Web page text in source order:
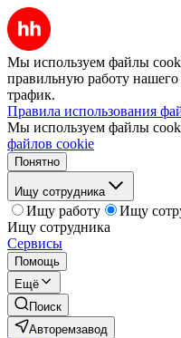
Мы используем файлы
правильную работу нашего
трафик.
Правила использования
Мы используем файлы
файлов cookie
Понятно
Ищу сотрудника
Ищу работу
Ищу
Ищу сотрудника
Сервисы
Помощь
Ещё
Поиск
Авторемзавод